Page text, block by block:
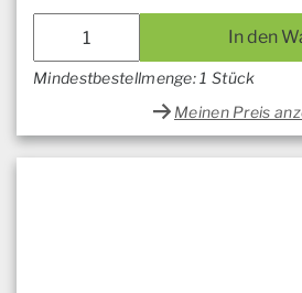
In den
Mindestbestellmenge: 1 Stück
Meinen Preis